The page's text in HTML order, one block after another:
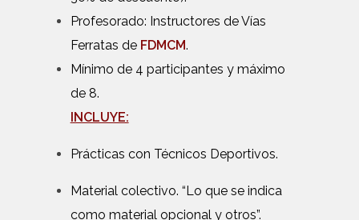
Profesorado: Instructores de Vías
Ferratas de FDMCM.
Mínimo de 4 participantes y máximo
de 8.
INCLUYE:
Prácticas con Técnicos Deportivos.
Material colectivo. “Lo que se indica
como material opcional y otros”.